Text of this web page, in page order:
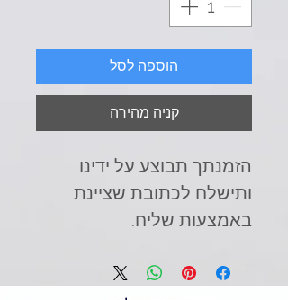
הוספה לסל
קניה מהירה
הזמנתך תבוצע על ידינו
ותישלח לכתובת שציינת
באמצעות שליח.
ועבור המשלוח שלו)